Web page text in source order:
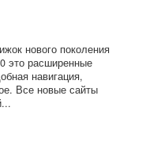
нового поколения
это расширенные
навигация,
Все новые сайты